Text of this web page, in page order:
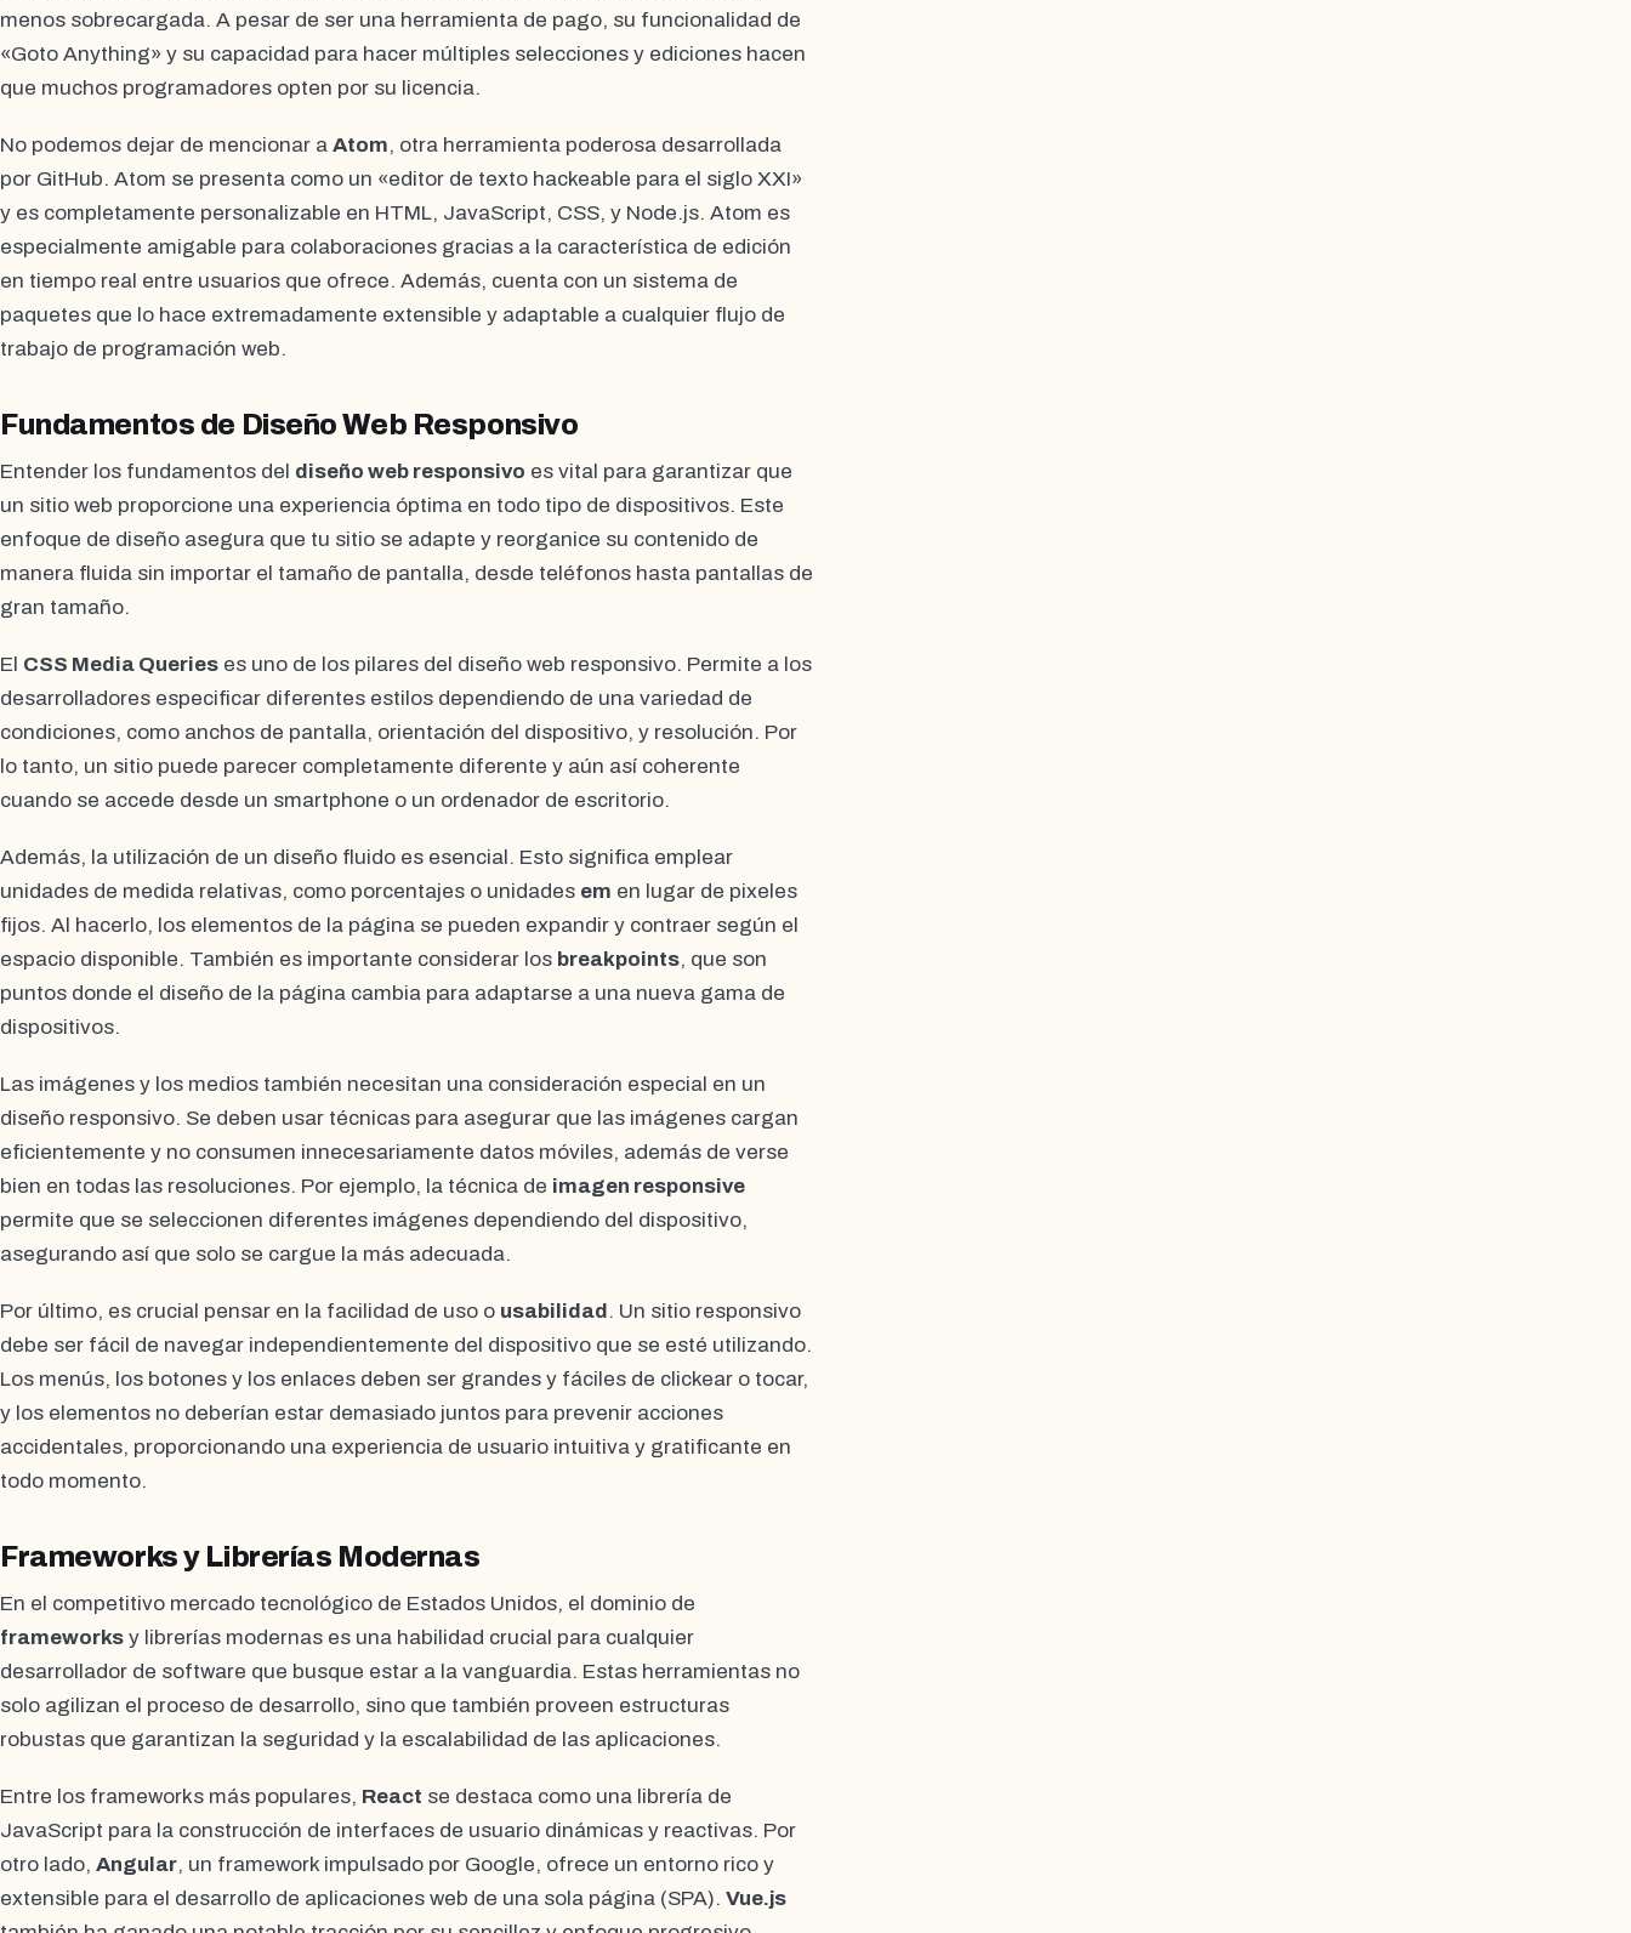
menos sobrecargada. A pesar de ser una herramienta de pago, su funcionalidad de
«Goto Anything» y su capacidad para hacer múltiples selecciones y ediciones hacen
que muchos programadores opten por su licencia.
No podemos dejar de mencionar a Atom, otra herramienta poderosa desarrollada
por GitHub. Atom se presenta como un «editor de texto hackeable para el siglo XXI»
y es completamente personalizable en HTML, JavaScript, CSS, y Node.js. Atom es
especialmente amigable para colaboraciones gracias a la característica de edición
en tiempo real entre usuarios que ofrece. Además, cuenta con un sistema de
paquetes que lo hace extremadamente extensible y adaptable a cualquier flujo de
trabajo de programación web.
Fundamentos de Diseño Web Responsivo
Entender los fundamentos del diseño web responsivo es vital para garantizar que
un sitio web proporcione una experiencia óptima en todo tipo de dispositivos. Este
enfoque de diseño asegura que tu sitio se adapte y reorganice su contenido de
manera fluida sin importar el tamaño de pantalla, desde teléfonos hasta pantallas de
gran tamaño.
El CSS Media Queries es uno de los pilares del diseño web responsivo. Permite a los
desarrolladores especificar diferentes estilos dependiendo de una variedad de
condiciones, como anchos de pantalla, orientación del dispositivo, y resolución. Por
lo tanto, un sitio puede parecer completamente diferente y aún así coherente
cuando se accede desde un smartphone o un ordenador de escritorio.
Además, la utilización de un diseño fluido es esencial. Esto significa emplear
unidades de medida relativas, como porcentajes o unidades em en lugar de pixeles
fijos. Al hacerlo, los elementos de la página se pueden expandir y contraer según el
espacio disponible. También es importante considerar los breakpoints, que son
puntos donde el diseño de la página cambia para adaptarse a una nueva gama de
dispositivos.
Las imágenes y los medios también necesitan una consideración especial en un
diseño responsivo. Se deben usar técnicas para asegurar que las imágenes cargan
eficientemente y no consumen innecesariamente datos móviles, además de verse
bien en todas las resoluciones. Por ejemplo, la técnica de imagen responsive
permite que se seleccionen diferentes imágenes dependiendo del dispositivo,
asegurando así que solo se cargue la más adecuada.
Por último, es crucial pensar en la facilidad de uso o usabilidad. Un sitio responsivo
debe ser fácil de navegar independientemente del dispositivo que se esté utilizando.
Los menús, los botones y los enlaces deben ser grandes y fáciles de clickear o tocar,
y los elementos no deberían estar demasiado juntos para prevenir acciones
accidentales, proporcionando una experiencia de usuario intuitiva y gratificante en
todo momento.
Frameworks y Librerías Modernas
En el competitivo mercado tecnológico de Estados Unidos, el dominio de
frameworks y librerías modernas es una habilidad crucial para cualquier
desarrollador de software que busque estar a la vanguardia. Estas herramientas no
solo agilizan el proceso de desarrollo, sino que también proveen estructuras
robustas que garantizan la seguridad y la escalabilidad de las aplicaciones.
Entre los frameworks más populares, React se destaca como una librería de
JavaScript para la construcción de interfaces de usuario dinámicas y reactivas. Por
otro lado, Angular, un framework impulsado por Google, ofrece un entorno rico y
extensible para el desarrollo de aplicaciones web de una sola página (SPA). Vue.js